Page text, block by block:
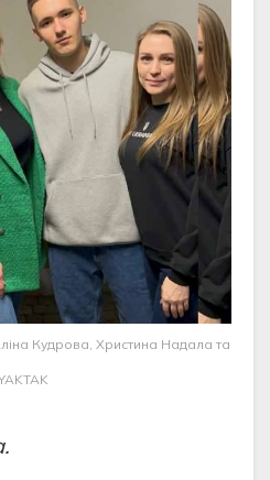
Кудрова, Христина Надала та